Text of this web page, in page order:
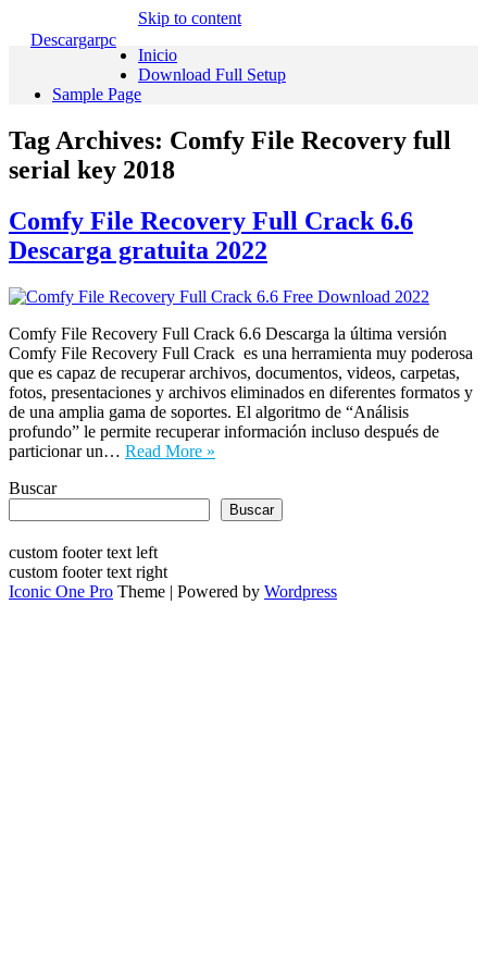
Descargarpc
Skip to content
Inicio
Download Full Setup
Sample Page
Tag Archives: Comfy File Recovery full
serial key 2018
Comfy File Recovery Full Crack 6.6
Descarga gratuita 2022
Comfy File Recovery Full Crack 6.6 Descarga la última versión
Comfy File Recovery Full Crack es una herramienta muy poderosa
que es capaz de recuperar archivos, documentos, videos, carpetas,
fotos, presentaciones y archivos eliminados en diferentes formatos y
de una amplia gama de soportes. El algoritmo de “Análisis
profundo” le permite recuperar información incluso después de
particionar un… Read More »
Buscar
Buscar
custom footer text left
custom footer text right
Iconic One Pro Theme | Powered by Wordpress